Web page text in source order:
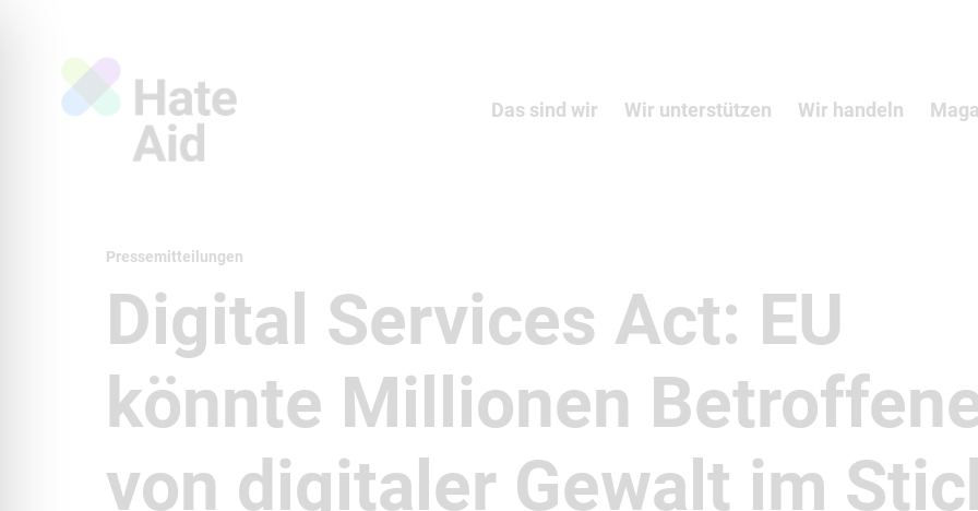
Das sind wir Wir unterstützen Wir handeln
Pressemitteilungen
Digital Services Act: EU
könnte Millionen
von digitaler Gewalt im